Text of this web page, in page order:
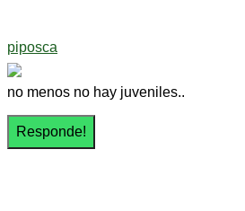
piposca
no menos no hay juveniles..